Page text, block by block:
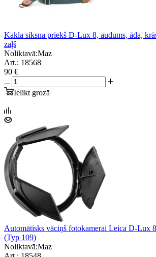
Kakla siksna priekš D-Lux 8, audums, āda,
zaļš
Noliktavā:Maz
Art.: 18568
90 €
Ielikt grozā
Automātisks vāciņš fotokamerai Leica D-Lux
(Typ 109)
Noliktavā:Maz